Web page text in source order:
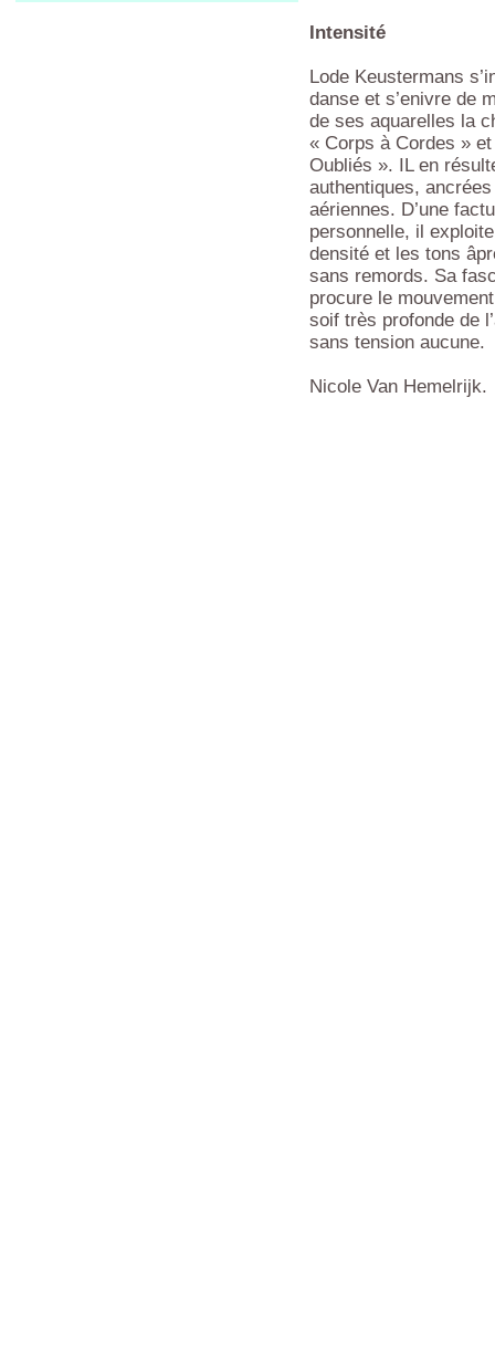
Intensité
Lode Keustermans
danse et s’enivre de
de ses aquarelles la
« Corps à Cordes »
Oubliés ». IL en
authentiques,
aériennes. D’une
personnelle, il
densité et les tons
sans remords. Sa
procure le
soif très profonde de
sans tension aucune.
Nicole Van Hemelrijk.